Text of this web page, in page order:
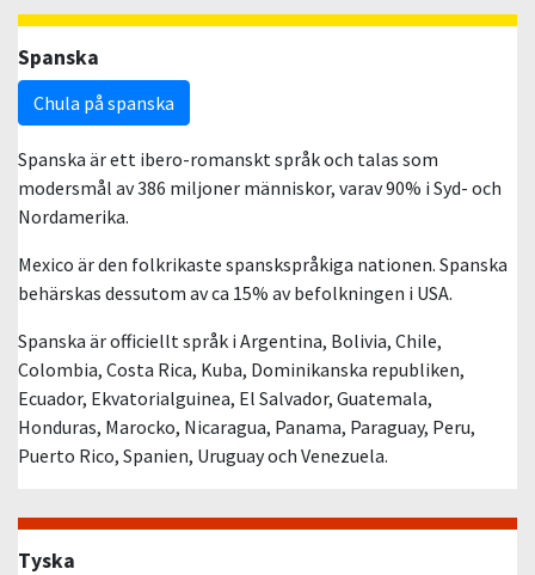
Spanska
Chula på spanska
Spanska är ett ibero-romanskt språk och talas som
modersmål av 386 miljoner människor, varav 90% i Syd- och
Nordamerika.
Mexico är den folkrikaste spanskspråkiga nationen. Spanska
behärskas dessutom av ca 15% av befolkningen i USA.
Spanska är officiellt språk i Argentina, Bolivia, Chile,
Colombia, Costa Rica, Kuba, Dominikanska republiken,
Ecuador, Ekvatorialguinea, El Salvador, Guatemala,
Honduras, Marocko, Nicaragua, Panama, Paraguay, Peru,
Puerto Rico, Spanien, Uruguay och Venezuela.
Tyska